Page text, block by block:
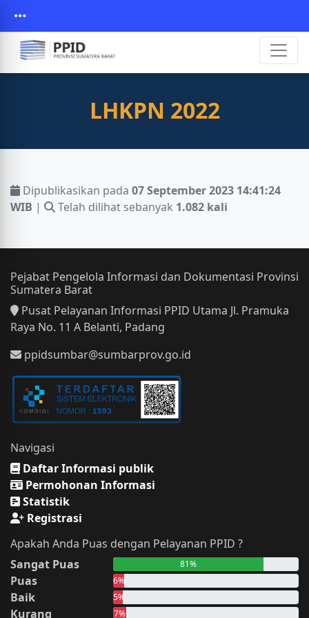
LHKPN 2022
Dipublikasikan pada 07 September 2023 14:41:24
WIB | Telah dilihat sebanyak 1.082 kali
Pejabat Pengelola Informasi dan Dokumentasi Provinsi
Sumatera Barat
Pusat Pelayanan Informasi PPID Utama Jl. Pramuka
Raya No. 11 A Belanti, Padang
ppidsumbar@sumbarprov.go.id
Navigasi
Daftar Informasi publik
Permohonan Informasi
Statistik
Registrasi
Apakah Anda Puas dengan Pelayanan PPID ?
Sangat Puas
81%
Puas 6%
Baik 5%
Kurang 7%